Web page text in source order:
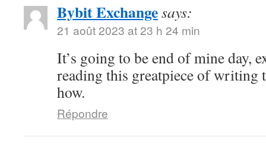
Bybit Exchangesays:
21 août 2023 at 23 h 24 min
It’s going to be end of mine day,
reading this greatpiece of writing
how.
Répondre